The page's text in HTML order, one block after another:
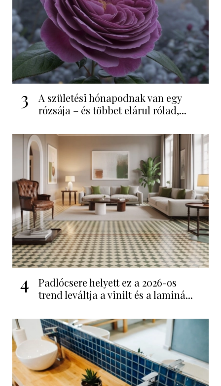
3
A születési hónapodnak van egy
rózsája – és többet elárul rólad,...
4
Padlócsere helyett ez a 2026-os
trend leváltja a vinilt és a laminá...